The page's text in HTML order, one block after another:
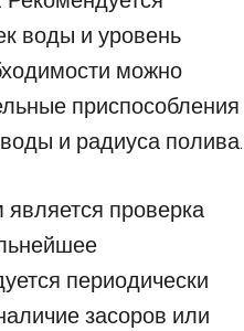
воды и уровень
можно
приспособления
и радиуса полива.
проверка
периодически
засоров или